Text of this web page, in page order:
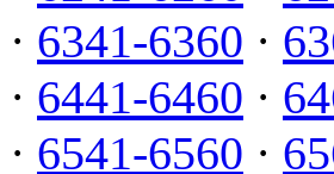
· 6341-6360 ·
· 6441-6460 ·
· 6541-6560 ·